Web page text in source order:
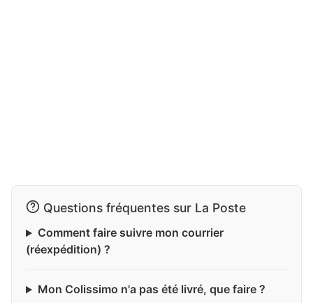
Questions fréquentes sur La Poste
Comment faire suivre mon courrier
(réexpédition) ?
Mon Colissimo n'a pas été livré, que faire ?